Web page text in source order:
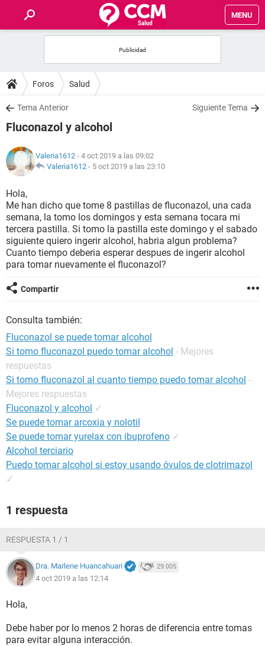
MENU
FOROS
SALUD
NUTRICIÓN
BIENESTAR
SEXUALIDAD
GLOSARIO
Foros Salud
Tema Anterior Siguiente Tema
Fluconazol y alcohol
Valeria1612 - 4 oct 2019 a las 09:02
Valeria1612 - 5 oct 2019 a las 23:10
Hola,
Me han dicho que tome 8 pastillas de fluconazol, una cada
semana, la tomo los domingos y esta semana tocara mi
tercera pastilla. Si tomo la pastilla este domingo y el sabado
siguiente quiero ingerir alcohol, habria algun problema?
Cuanto tiempo deberia esperar despues de ingerir alcohol
para tomar nuevamente el fluconazol?
Compartir
Consulta también:
Fluconazol se puede tomar alcohol
Si tomo fluconazol puedo tomar alcohol - Mejores
respuestas
Si tomo fluconazol al cuanto tiempo puedo tomar alcohol -
Mejores respuestas
Fluconazol y alcohol ✓
Se puede tomar arcoxia y nolotil
Se puede tomar yurelax con ibuprofeno ✓
Alcohol terciario
Puedo tomar alcohol si estoy usando óvulos de clotrimazol
✓
1 respuesta
RESPUESTA 1 / 1
Dra. Marlene Huancahuari 29.005
4 oct 2019 a las 12:14
Hola,
Debe haber por lo menos 2 horas de diferencia entre tomas
para evitar alguna interacción.